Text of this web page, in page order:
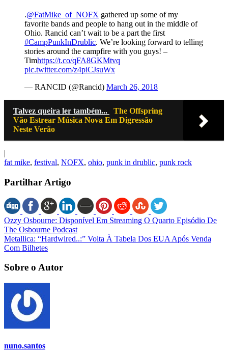
.@FatMike_of_NOFX gathered up some of my
favorite bands and people to hang out in the middle of
Ohio. Rancid can’t wait to be a part the first
#CampPunkInDrublic. We’re looking forward to telling
stories around the campfire with you guys! –
Timhttps://t.co/qFA8GKMtvq
pic.twitter.com/z4piCJsuWx
— RANCID (@Rancid) March 26, 2018
Talvez queira ler também...
The Offspring
Vão Estrear Música Nova Em Digressão
Neste Verão
|
fat mike, festival, NOFX, ohio, punk in drublic, punk rock
Partilhar Artigo
Ozzy Osbourne: Disponível Em Streaming O Quarto Episódio De
The Osbourne Podcast
Metallica: “Hardwired..:” Volta À Tabela Dos EUA Após Venda
Com Bilhetes
Sobre o Autor
nuno.santos